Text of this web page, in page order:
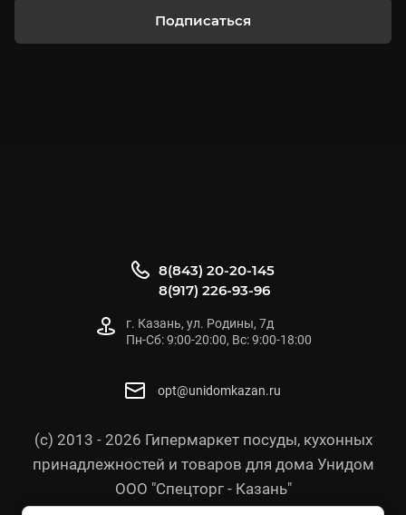
Подписаться
(с) 2013 - 2026 Гипермаркет посуды, кухонных
принадлежностей и товаров для дома Унидом
ООО "Спецторг - Казань"
8(843) 20-20-145
8(917) 226-93-96
г. Казань, ул. Родины, 7д
Пн-Сб: 9:00-20:00, Вс: 9:00-18:00
opt@unidomkazan.ru